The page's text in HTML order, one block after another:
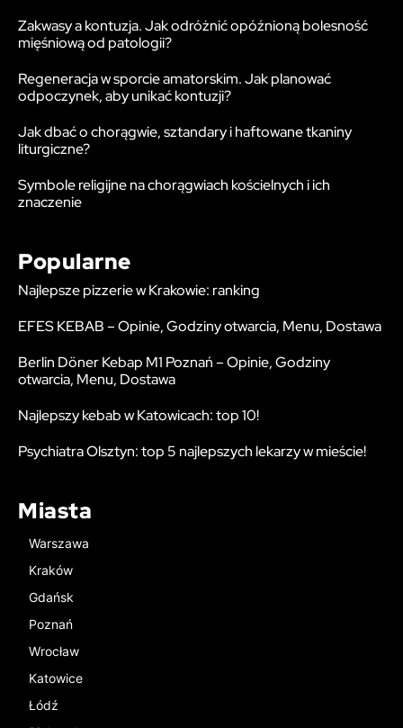
Zakwasy a kontuzja. Jak odróżnić opóźnioną bolesność
mięśniową od patologii?
Regeneracja w sporcie amatorskim. Jak planować
odpoczynek, aby unikać kontuzji?
Jak dbać o chorągwie, sztandary i haftowane tkaniny
liturgiczne?
Symbole religijne na chorągwiach kościelnych i ich
znaczenie
Popularne
Najlepsze pizzerie w Krakowie: ranking
EFES KEBAB – Opinie, Godziny otwarcia, Menu, Dostawa
Berlin Döner Kebap M1 Poznań – Opinie, Godziny
otwarcia, Menu, Dostawa
Najlepszy kebab w Katowicach: top 10!
Psychiatra Olsztyn: top 5 najlepszych lekarzy w mieście!
Miasta
Warszawa
Kraków
Gdańsk
Poznań
Wrocław
Katowice
Łódź